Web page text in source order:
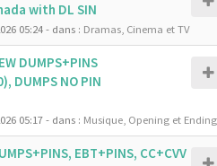
with DL SIN
05:24- dans : Dramas, Cinema et TV
DUMPS+PINS
DUMPS NO PIN
05:17- dans : Musique, Opening et Ending
EBT+PINS, CC+CVV